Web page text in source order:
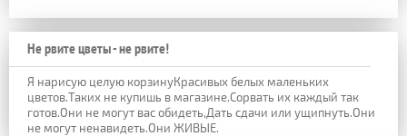
Не рвите цветы - не рвите!
Я нарисую целую корзинуКрасивых белых маленьких
цветов.Таких не купишь в магазине.Сорвать их каждый так
готов.Они не могут вас обидеть,Дать сдачи или ущипнуть.Они
не могут ненавидеть.Они ЖИВЫЕ.